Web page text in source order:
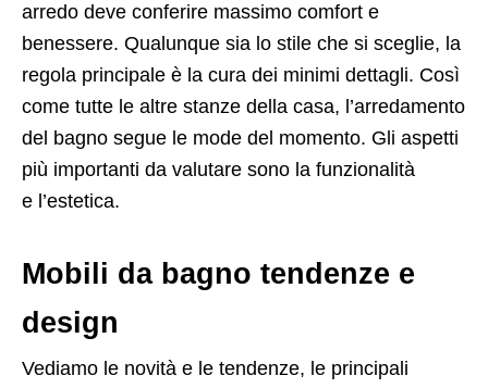
arredo deve conferire massimo comfort e
benessere. Qualunque sia lo stile che si sceglie, la
regola principale è la cura dei minimi dettagli. Così
come tutte le altre stanze della casa, l’arredamento
del bagno segue le mode del momento. Gli aspetti
più importanti da valutare sono la funzionalità
e l’estetica.
Mobili da bagno tendenze e
design
Vediamo le novità e le tendenze, le principali